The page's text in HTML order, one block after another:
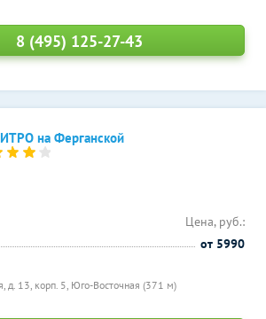
8 (495) 125-27-43
на Ферганской
д. 13, корп. 5, Юго-Восточная (371 м)
Цена, руб.:
от 5990